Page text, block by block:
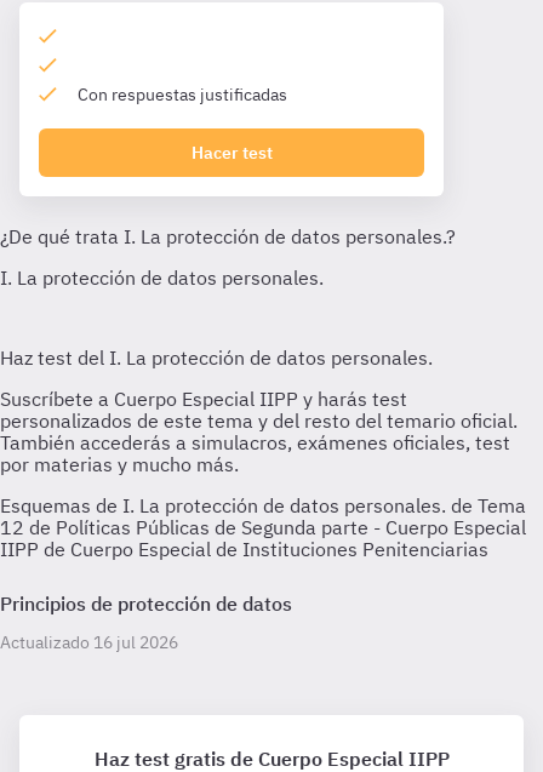
Con respuestas justificadas
Hacer test
Esquemas de I. La protección de datos personales. de Tema
12 de Políticas Públicas de Segunda parte - Cuerpo Especial
IIPP de Cuerpo Especial de Instituciones Penitenciarias
Principios de protección de datos
Actualizado 16 jul 2026
Haz test gratis de Cuerpo Especial IIPP